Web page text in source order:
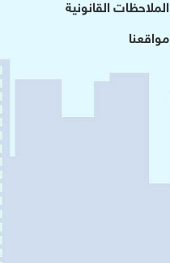
الملاحظات القانونية
مواقعنا